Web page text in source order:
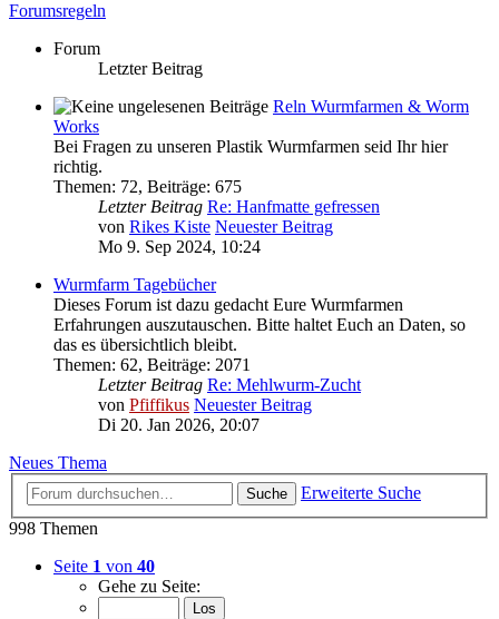
Forumsregeln
Forum
Letzter Beitrag
Reln Wurmfarmen & Worm
Works
Bei Fragen zu unseren Plastik Wurmfarmen seid Ihr hier
richtig.
Themen: 72, Beiträge: 675
Letzter Beitrag Re: Hanfmatte gefressen
von Rikes Kiste Neuester Beitrag
Mo 9. Sep 2024, 10:24
Wurmfarm Tagebücher
Dieses Forum ist dazu gedacht Eure Wurmfarmen
Erfahrungen auszutauschen. Bitte haltet Euch an Daten, so
das es übersichtlich bleibt.
Themen: 62, Beiträge: 2071
Letzter Beitrag Re: Mehlwurm-Zucht
von Pfiffikus Neuester Beitrag
Di 20. Jan 2026, 20:07
Neues Thema
Suche
Erweiterte Suche
998 Themen
Seite 1 von 40
Gehe zu Seite: